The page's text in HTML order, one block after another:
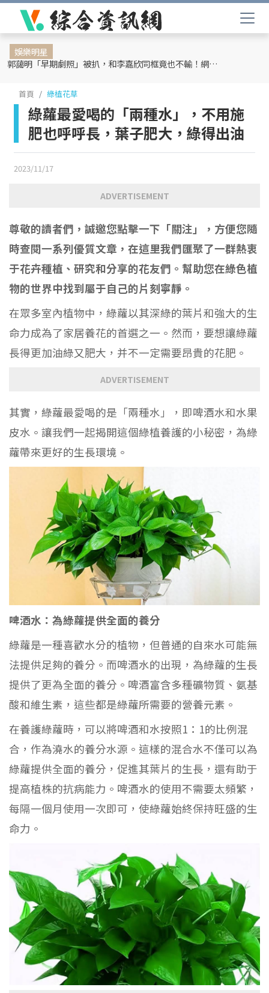
娛樂明星
郭藹明「早期劇照」被扒，和李嘉欣同框竟也不輸！網友：難怪劉青云這麼愛她
首頁 綠植花草
綠蘿最愛喝的「兩種水」，不用施
肥也呼呼長，葉子肥大，綠得出油
2023/11/17
ADVERTISEMENT
尊敬的讀者們，誠邀您點擊一下「關注」，方便您隨
時查閱一系列優質文章，在這里我們匯聚了一群熱衷
于花卉種植、研究和分享的花友們。幫助您在綠色植
物的世界中找到屬于自己的片刻寧靜。
在眾多室內植物中，綠蘿以其深綠的葉片和強大的生
命力成為了家居養花的首選之一。然而，要想讓綠蘿
長得更加油綠又肥大，并不一定需要昂貴的花肥。
ADVERTISEMENT
其實，綠蘿最愛喝的是「兩種水」，即啤酒水和水果
皮水。讓我們一起揭開這個綠植養護的小秘密，為綠
蘿帶來更好的生長環境。
啤酒水：為綠蘿提供全面的養分
綠蘿是一種喜歡水分的植物，但普通的自來水可能無
法提供足夠的養分。而啤酒水的出現，為綠蘿的生長
提供了更為全面的養分。啤酒富含多種礦物質、氨基
酸和維生素，這些都是綠蘿所需要的營養元素。
在養護綠蘿時，可以將啤酒和水按照1：1的比例混
合，作為澆水的養分水源。這樣的混合水不僅可以為
綠蘿提供全面的養分，促進其葉片的生長，還有助于
提高植株的抗病能力。啤酒水的使用不需要太頻繁，
每隔一個月使用一次即可，使綠蘿始終保持旺盛的生
命力。